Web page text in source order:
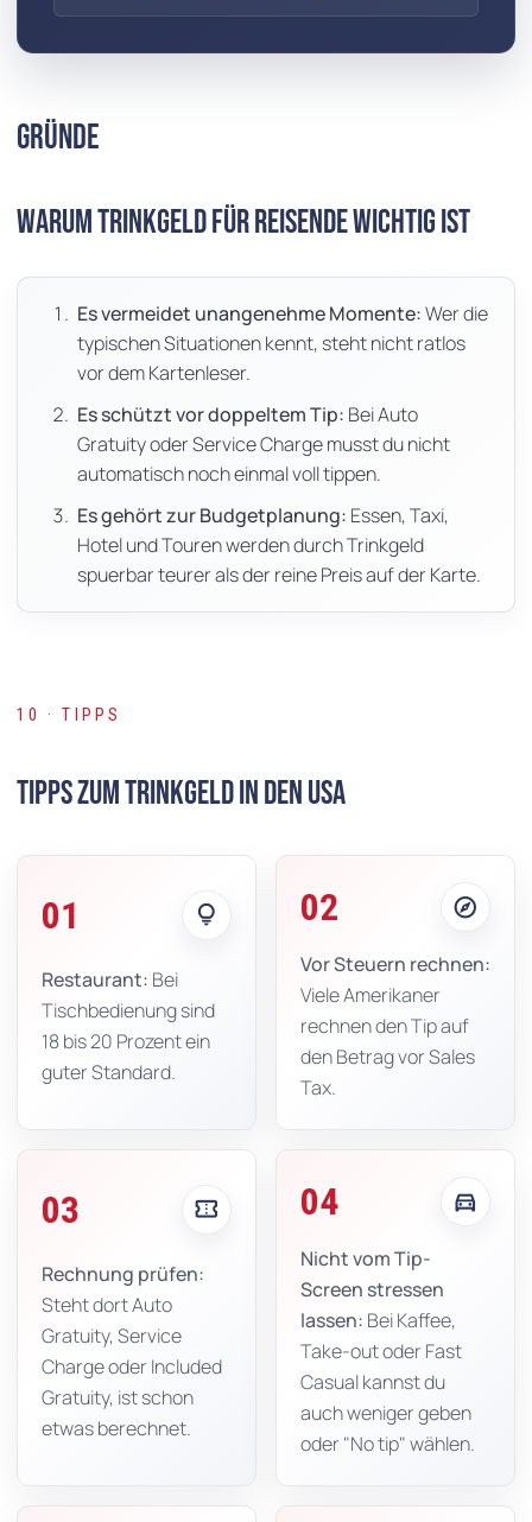
Gründe
Warum Trinkgeld für Reisende wichtig ist
Es vermeidet unangenehme Momente:Wer die
typischen Situationen kennt, steht nicht ratlos
vor dem Kartenleser.
Es schützt vor doppeltem Tip: Bei Auto
Gratuity oder Service Charge musst du nicht
automatisch noch einmal voll tippen.
Es gehört zur Budgetplanung: Essen, Taxi,
Hotel und Touren werden durch Trinkgeld
spuerbar teurer als der reine Preis auf der Karte.
10 · TIPPS
Tipps zum Trinkgeld in den USA
01 lightbulb
Restaurant: Bei
Tischbedienung sind
18 bis 20 Prozent ein
guter Standard.
02 explore
Vor Steuern rechnen:
Viele Amerikaner
rechnen den Tip auf
den Betrag vor Sales
Tax.
03 confirmation_number
Rechnung prüfen:
Steht dort Auto
Gratuity, Service
Charge oder Included
Gratuity, ist schon
etwas berechnet.
04 directions_car
Nicht vom Tip-
Screen stressen
lassen: Bei Kaffee,
Take-out oder Fast
Casual kannst du
auch weniger geben
oder "No tip" wählen.